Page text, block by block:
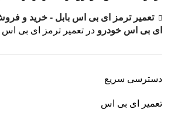
تعمیر ترمز ای بی اس بابل - خرید و
ای بی اس خودرو در تعمیر ترمز ای بی اس
دسترسی سریع
تعمیر ای بی اس